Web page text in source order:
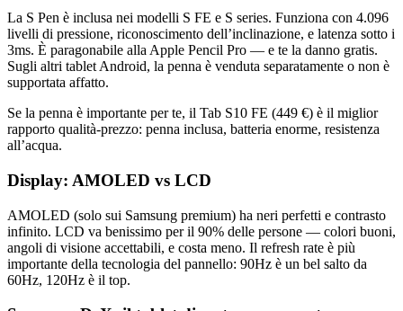
La S Pen è inclusa nei modelli S FE e S series. Funziona con 4.096
livelli di pressione, riconoscimento dell’inclinazione, e latenza sotto i
3ms. È paragonabile alla Apple Pencil Pro — e te la danno gratis.
Sugli altri tablet Android, la penna è venduta separatamente o non è
supportata affatto.
Se la penna è importante per te, il Tab S10 FE (449 €) è il miglior
rapporto qualità-prezzo: penna inclusa, batteria enorme, resistenza
all’acqua.
Display: AMOLED vs LCD
AMOLED (solo sui Samsung premium) ha neri perfetti e contrasto
infinito. LCD va benissimo per il 90% delle persone — colori buoni,
angoli di visione accettabili, e costa meno. Il refresh rate è più
importante della tecnologia del pannello: 90Hz è un bel salto da
60Hz, 120Hz è il top.